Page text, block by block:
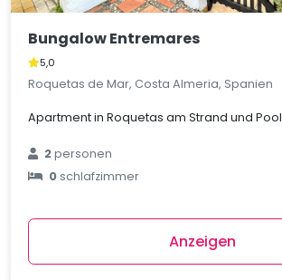
Bungalow Entremares
5,0
Roquetas de Mar, Costa Almeria, Spanien
Apartment in Roquetas am Strand und Pool
2personen
0schlafzimmer
Anzeigen